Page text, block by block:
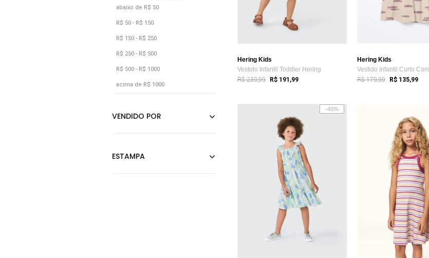
Preto
Rosa
Roxo
Verde
Vermelho
abaixo de R$ 50
R$ 50 - R$ 150
R$ 150 - R$ 250
R$ 250 - R$ 500
R$ 500 - R$ 1000
acima de R$ 1000
Hering Kids
Vestido Infantil Toddler Hering
R$ 239,99 R$ 191,99
Hering Kids
R$ 179,99 R$ 135,99
-40%